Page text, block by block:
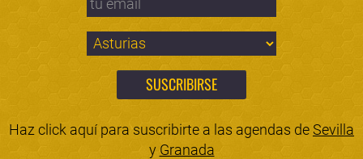
Haz click aquí para suscribirte a las agendas deSevilla
y Granada